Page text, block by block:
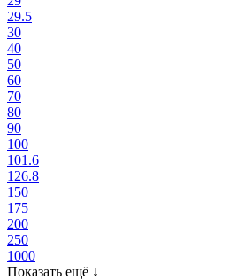
29.5
30
40
50
60
70
80
90
100
101.6
126.8
150
175
200
250
1000
Показать ещё ↓